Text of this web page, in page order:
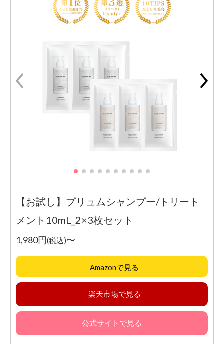
【お試し】プリュムシャンプー/トリート
メント10mL_2×3枚セット
1,980円(税込)〜
Amazonで見る
楽天市場で見る
公式サイトで見る